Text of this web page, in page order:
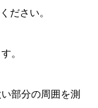
ださい。
。
部分の周囲を測